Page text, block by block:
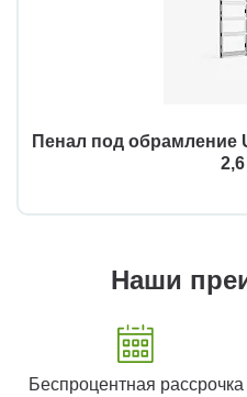
Пенал под обрамление
Наши
Беспроцентная рассрочка